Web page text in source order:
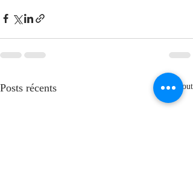
Posts récents Voir tout